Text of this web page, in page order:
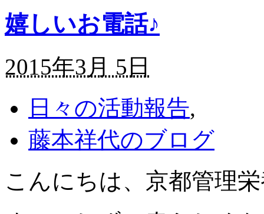
嬉しいお電話♪
2015年3月 5日
日々の活動報告,
藤本祥代のブログ
こんにちは、京都管理